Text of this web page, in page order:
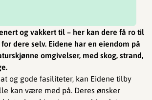
og vakkert til – her kan dere få ro til
dere selv. Eidene har en eiendom på
omgivelser, med skog, strand,
og gode fasiliteter, kan Eidene tilby
kan være med på. Deres ønsker